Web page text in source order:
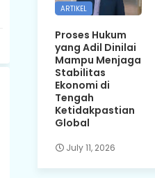
ARTIKEL
Proses Hukum
yang Adil Dinilai
Mampu Menjaga
Stabilitas
Ekonomi di
Tengah
Ketidakpastian
Global
July 11, 2026